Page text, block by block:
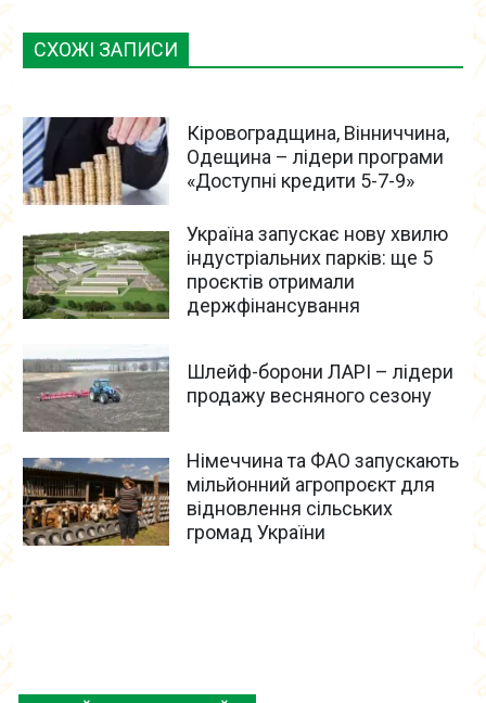
СХОЖІ ЗАПИСИ
Кіровоградщина, Вінниччина,
Одещина – лідери програми
«Доступні кредити 5-7-9»
Україна запускає нову хвилю
індустріальних парків: ще 5
проєктів отримали
держфінансування
Шлейф-борони ЛАРІ – лідери
продажу весняного сезону
Німеччина та ФАО запускають
мільйонний агропроєкт для
відновлення сільських
громад України